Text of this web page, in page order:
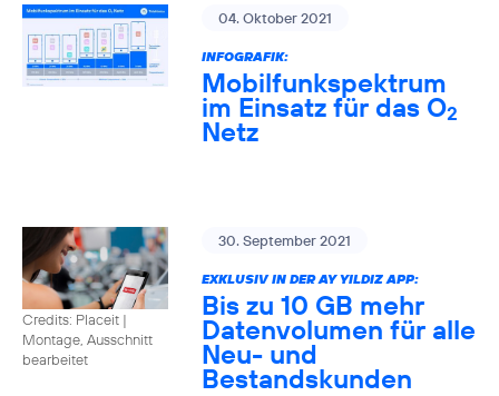
04. Oktober 2021
INFOGRAFIK:
Mobilfunkspektrum
im Einsatz für das O2
Netz
Credits: Placeit |
Montage, Ausschnitt
bearbeitet
30. September 2021
EXKLUSIV IN DER AY YILDIZ APP:
Bis zu 10 GB mehr
Datenvolumen für alle
Neu- und
Bestandskunden